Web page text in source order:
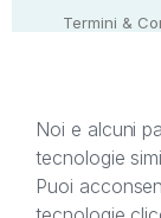
Termini &
Il
Noi e alcuni
tecnologie
Puoi